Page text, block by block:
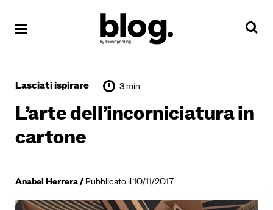
Lasciati ispirare 3 min
L’arte dell’incorniciatura in
cartone
Anabel Herrera Pubblicato il 10/11/2017